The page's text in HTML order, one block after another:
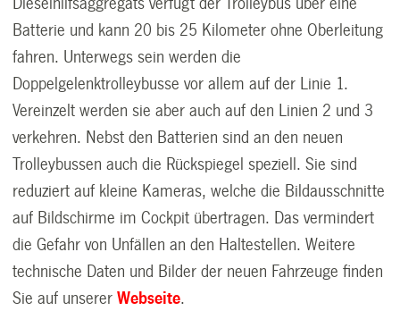
Batterie und kann 20 bis 25 Kilometer ohne Oberleitung
fahren. Unterwegs sein werden die
Doppelgelenktrolleybusse vor allem auf der Linie 1.
Vereinzelt werden sie aber auch auf den Linien 2 und 3
verkehren. Nebst den Batterien sind an den neuen
Trolleybussen auch die Rückspiegel speziell. Sie sind
reduziert auf kleine Kameras, welche die Bildausschnitte
auf Bildschirme im Cockpit übertragen. Das vermindert
die Gefahr von Unfällen an den Haltestellen. Weitere
technische Daten und Bilder der neuen Fahrzeuge finden
Sie auf unsererWebseite.